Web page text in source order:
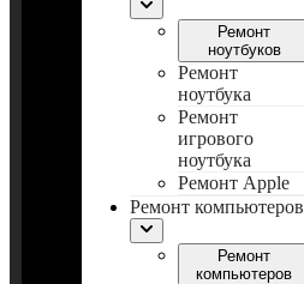
Ремонт
ноутбуков
Ремонт
ноутбука
Ремонт
игрового
ноутбука
Ремонт Apple
Ремонт компьютеров
Ремонт
компьютеров